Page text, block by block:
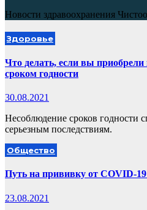
Новости здравоохранения
Здоровье
Что делать, если вы
сроком годности
30.08.2021
Несоблюдение сроков годности
серьезным последствиям.
Общество
Путь на прививку от COVID-
23.08.2021